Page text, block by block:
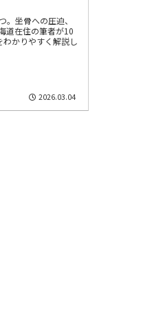
坐骨への圧迫、
道在住の筆者が10
かりやすく解説し
2026.03.04